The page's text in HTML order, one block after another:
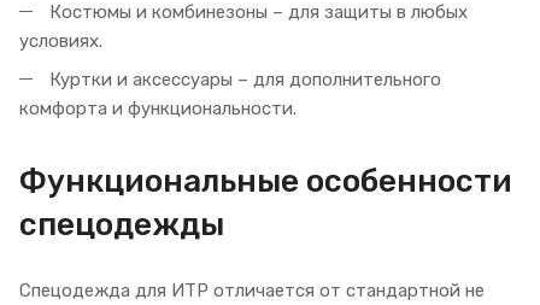
Костюмы и комбинезоны – для защиты в любых
условиях.
Куртки и аксессуары – для дополнительного
комфорта и функциональности.
Функциональные особенности
спецодежды
Спецодежда для ИТР отличается от стандартной не